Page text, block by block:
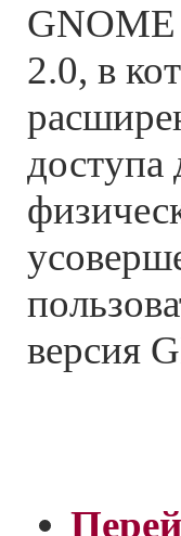
GNOME
2.0, в
доступа
версия